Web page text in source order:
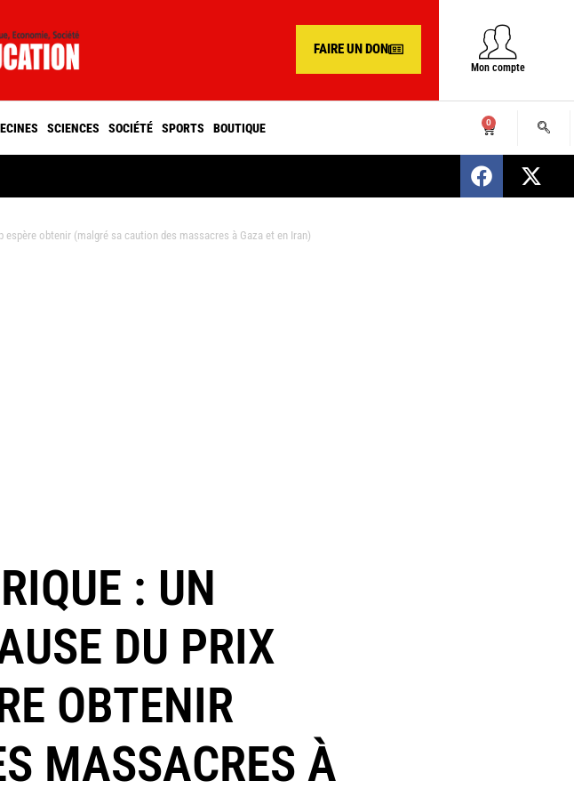
FAIRE UN DON
Mon compte
SCIENCES SOCIÉTÉ SPORTS BOUTIQUE 0
SENEGAL : Nomination d’un nouveau
espère obtenir (malgré sa caution des massacres à Gaza et en Iran)
: UN
DU PRIX
OBTENIR
MASSACRES À